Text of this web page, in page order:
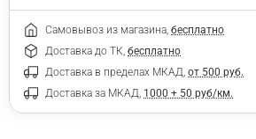
Самовывоз из магазина, бесплатно
Доставка до ТК, бесплатно
Доставка в пределах МКАД, от 500 руб.
Доставка за МКАД, 1000 + 50 руб/км.